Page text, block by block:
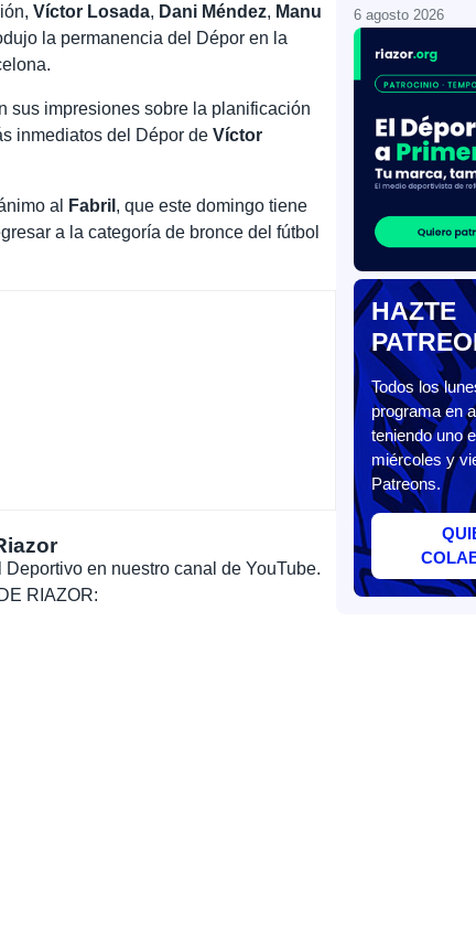
Víctor Losada, Dani Méndez, Manu
la permanencia del Dépor en la
sus impresiones sobre la planificación
inmediatos del Dépor deVíctor
al Fabril , que este domingo tiene
a la categoría de bronce del fútbol
en nuestro canal de YouTube.
RIAZOR:
6 agosto 2026
HAZTE
Todos los
programa en
teniendo uno
miércoles y
Patreons.